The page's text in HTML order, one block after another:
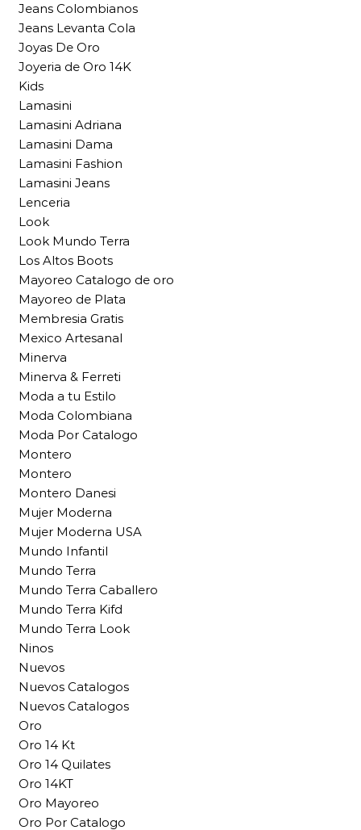
Jeans Colombianos
Jeans Levanta Cola
Joyas De Oro
Joyeria de Oro 14K
Kids
Lamasini
Lamasini Adriana
Lamasini Dama
Lamasini Fashion
Lamasini Jeans
Lenceria
Look
Look Mundo Terra
Los Altos Boots
Mayoreo Catalogo de oro
Mayoreo de Plata
Membresia Gratis
Mexico Artesanal
Minerva
Minerva & Ferreti
Moda a tu Estilo
Moda Colombiana
Moda Por Catalogo
Montero
Montero
Montero Danesi
Mujer Moderna
Mujer Moderna USA
Mundo Infantil
Mundo Terra
Mundo Terra Caballero
Mundo Terra Kifd
Mundo Terra Look
Ninos
Nuevos
Nuevos Catalogos
Nuevos Catalogos
Oro
Oro 14 Kt
Oro 14 Quilates
Oro 14KT
Oro Mayoreo
Oro Por Catalogo